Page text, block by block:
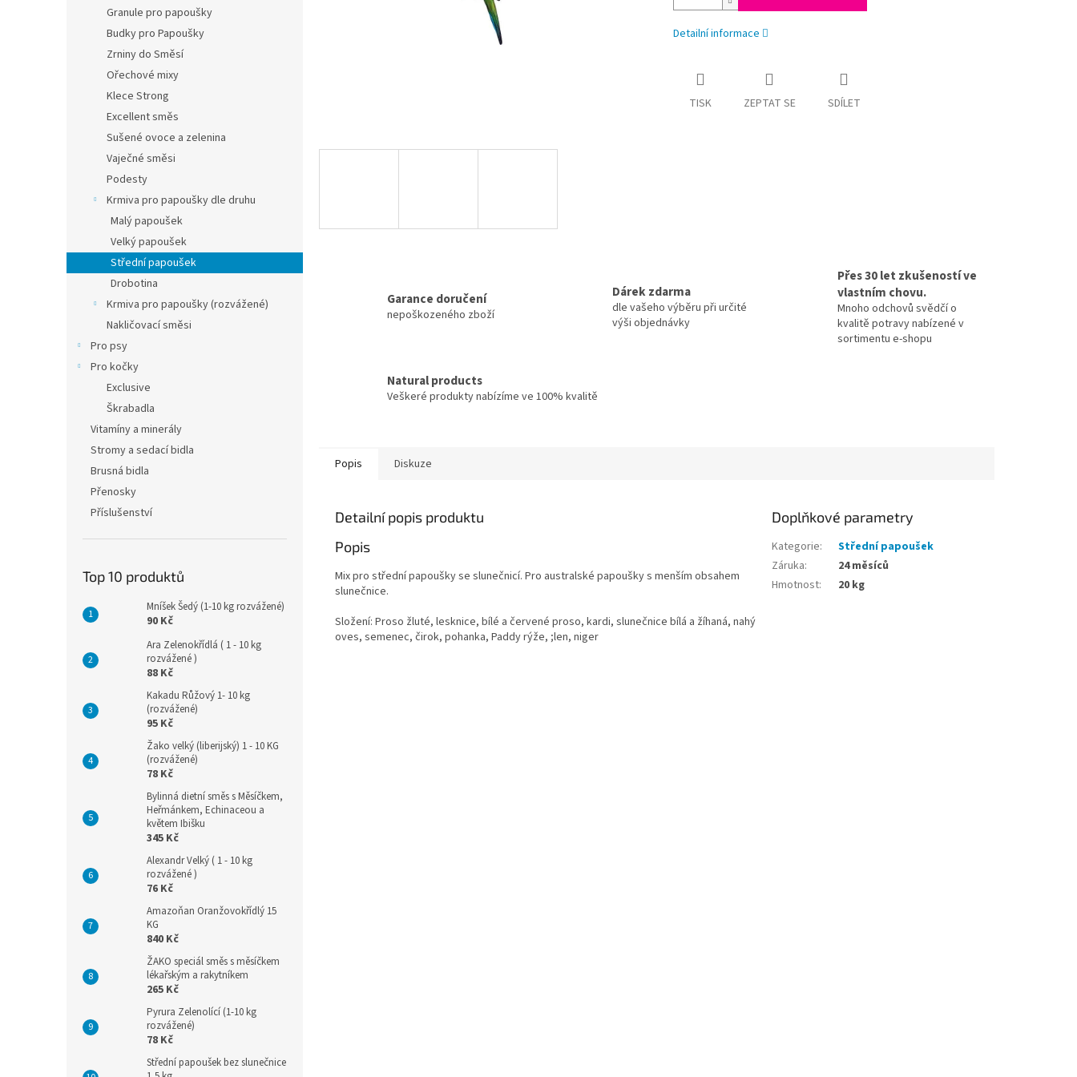
Granule pro papoušky
Budky pro Papoušky
Zrniny do Směsí
Ořechové mixy
Klece Strong
Excellent směs
Sušené ovoce a zelenina
Vaječné směsi
Podesty
Krmiva pro papoušky dle druhu
Malý papoušek
Velký papoušek
Střední papoušek
Drobotina
Krmiva pro papoušky (rozvážené)
Nakličovací směsi
Pro psy
Pro kočky
Exclusive
Škrabadla
Vitamíny a minerály
Stromy a sedací bidla
Brusná bidla
Přenosky
Příslušenství
Top 10 produktů
Mníšek Šedý (1-10 kg rozvážené)
90 Kč
Ara Zelenokřídlá ( 1 - 10 kg
rozvážené )
88 Kč
Kakadu Růžový 1- 10 kg
(rozvážené)
95 Kč
Žako velký (liberijský) 1 - 10 KG
(rozvážené)
78 Kč
Bylinná dietní směs s Měsíčkem,
Heřmánkem, Echinaceou a
květem Ibišku
345 Kč
Alexandr Velký ( 1 - 10 kg
rozvážené )
76 Kč
Amazoňan Oranžovokřídlý 15
KG
840 Kč
ŽAKO speciál směs s měsíčkem
lékařským a rakytníkem
265 Kč
Pyrura Zelenolící (1-10 kg
rozvážené)
78 Kč
Střední papoušek bez slunečnice
Detailní informace
TISK ZEPTAT SE SDÍLET
Garance doručení
nepoškozeného zboží
Dárek zdarma
dle vašeho výběru při určité
výši objednávky
Přes 30 let zkušeností ve
vlastním chovu.
Mnoho odchovů svědčí o
kvalitě potravy nabízené v
sortimentu e-shopu
Natural products
Veškeré produkty nabízíme ve 100% kvalitě
Popis Diskuze
Detailní popis produktu
Popis
Mix pro střední papoušky se slunečnicí. Pro australské papoušky s menším obsahem
slunečnice.
Složení: Proso žluté, lesknice, bílé a červené proso, kardi, slunečnice bílá a žíhaná, nahý
oves, semenec, čirok, pohanka, Paddy rýže, ;len, niger
Doplňkové parametry
Kategorie:
Střední papoušek
Záruka:
24 měsíců
Hmotnost: 20 kg